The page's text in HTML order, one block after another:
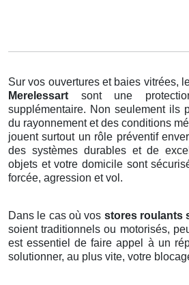
Sur vos ouvertures et baies vitrées,
Merelessart sont une
supplémentaire. Non seulement ils
du rayonnement et des conditions
jouent surtout un rôle préventif
des systèmes durables et de
objets et votre domicile sont
forcée, agression et vol.
Dans le cas où vos stores roulants
soient traditionnels ou motorisés,
est essentiel de faire appel à un
solutionner, au plus vite, votre